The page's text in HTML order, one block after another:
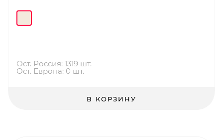
Ост. Россия: 1319 шт.
Ост. Европа: 0 шт.
В КОРЗИНУ